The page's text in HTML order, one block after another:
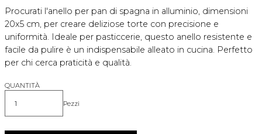
Procurati l'anello per pan di spagna in alluminio, dimensioni
20x5 cm, per creare deliziose torte con precisione e
uniformità. Ideale per pasticcerie, questo anello resistente e
facile da pulire è un indispensabile alleato in cucina. Perfetto
per chi cerca praticità e qualità.
QUANTITÀ
Quantità Pezzi